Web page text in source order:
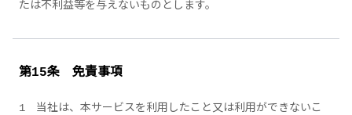
たは不利益等を与えないものとします。
第15条 免責事項
1 当社は、本サービスを利用したこと又は利用ができないこ